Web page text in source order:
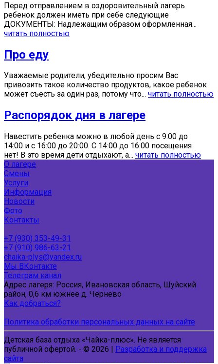
Перед отправлением в оздоровительный лагерь
ребенок должен иметь при себе следующие
ДОКУМЕНТЫ: Надлежащим образом оформленная...
читать полностью
Про еду
Уважаемые родители, убедительно просим Вас
привозить такое количество продуктов, какое ребенок
может съесть за один раз, потому что... читать полностью
Распорядок дня в лагере
Навестить ребенка можно в любой день с 9:00 до
14:00 и с 16:00 до 20:00. C 14:00 до 16:00 посещения
нет! В это время дети отдыхают, а... читать полностью
О лагере
Смены
Услуги
Информация
Новости
Фото
Контакты
+7 (930) 353-49-31
+7 (910) 986-63-21
chaika-plys@yandex.ru
Мы ВКонтакте
Телеграм канал
Адрес лагеря: Россия, Ивановская область, Шуйский
район, 0,6 км южнее д. Чернево
Как добраться?
Политика обработки персональных данных на сайте
Детская база отдыха «Чайка-плюс». Не является
публичной офертой. - © 2026 |
Разработка и поддержка
сайта